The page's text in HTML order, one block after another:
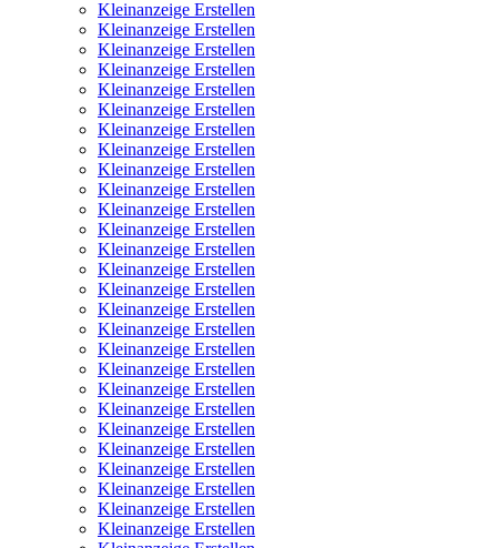
Kleinanzeige Erstellen
Kleinanzeige Erstellen
Kleinanzeige Erstellen
Kleinanzeige Erstellen
Kleinanzeige Erstellen
Kleinanzeige Erstellen
Kleinanzeige Erstellen
Kleinanzeige Erstellen
Kleinanzeige Erstellen
Kleinanzeige Erstellen
Kleinanzeige Erstellen
Kleinanzeige Erstellen
Kleinanzeige Erstellen
Kleinanzeige Erstellen
Kleinanzeige Erstellen
Kleinanzeige Erstellen
Kleinanzeige Erstellen
Kleinanzeige Erstellen
Kleinanzeige Erstellen
Kleinanzeige Erstellen
Kleinanzeige Erstellen
Kleinanzeige Erstellen
Kleinanzeige Erstellen
Kleinanzeige Erstellen
Kleinanzeige Erstellen
Kleinanzeige Erstellen
Kleinanzeige Erstellen